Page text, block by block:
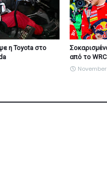
η Toyota στο
από το